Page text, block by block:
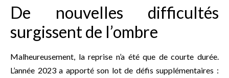
De nouvelles difficultés
surgissent de l’ombre
Malheureusement, la reprise n’a été que de courte durée.
L’année 2023 a apporté son lot de défis supplémentaires :